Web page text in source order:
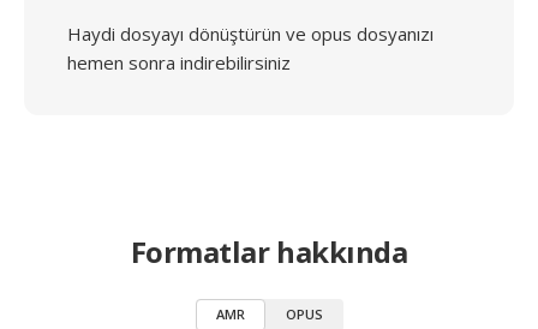
Haydi dosyayı dönüştürün ve opus dosyanızı
hemen sonra indirebilirsiniz
Formatlar hakkında
AMR OPUS